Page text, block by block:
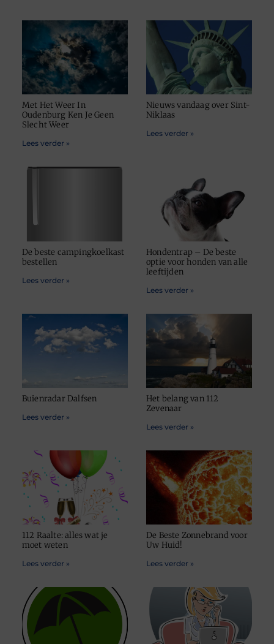
Met Het Weer In
Oudenburg Ken Je Geen
Slecht Weer
Lees verder »
Nieuws vandaag over Sint-
Niklaas
Lees verder »
De beste campingkoelkast
bestellen
Lees verder »
Hondentrap – De beste
optie voor honden van alle
leeftijden
Lees verder »
Buienradar Dalfsen
Lees verder »
Het belang van 112
Zevenaar
Lees verder »
112 Raalte: alles wat je
moet weten
Lees verder »
De Beste Zonnebrand voor
Uw Huid!
Lees verder »